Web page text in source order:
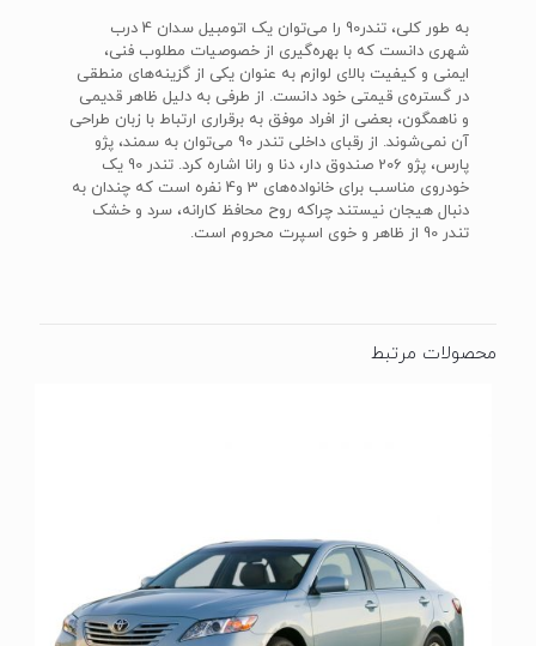
به‌ طور کلی، تندر90 را می‌توان یک اتومبیل سدان 4 درب
شهری دانست که با بهره‌گیری از خصوصیات مطلوب فنی،
ایمنی و کیفیت بالای لوازم به عنوان یکی از گزینه‌های منطقی
در گستره‌ی قیمتی خود دانست. از طرفی به دلیل ظاهر قدیمی
و ناهمگون، بعضی از افراد موفق به برقراری ارتباط با زبان طراحی
آن نمی‌شوند. از رقبای داخلی تندر 90 می‌توان به سمند، پژو
پارس، پژو 206 صندوق دار، دنا و رانا اشاره کرد. تندر 90 یک
خودروی مناسب برای خانواده‌های 3 و4 نفره است که چندان به
دنبال هیجان نیستند چراکه روح محافظ‌‌‌‌‌ کارانه‌، سرد و خشک
تندر 90 از ظاهر و خوی اسپرت محروم است.
محصولات مرتبط